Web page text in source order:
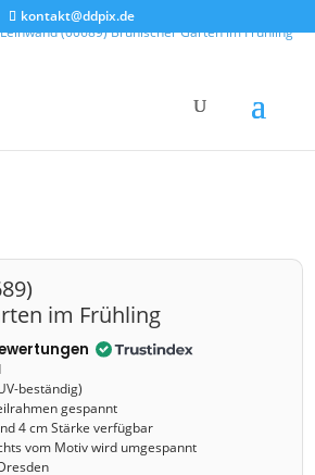
kontakt@ddpix.de
(00689) Brühlscher Garten im Frühling
im Frühling
beständig)
gespannt
4 cm Stärke verfügbar
vom Motiv wird umgespannt